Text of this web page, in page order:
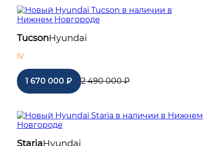
TucsonHyundai
IV
1 670 000 ₽ 2 490 000 ₽
StariaHyundai